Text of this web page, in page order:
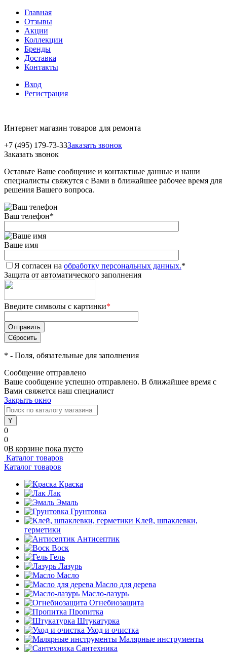
Главная
Отзывы
Акции
Коллекции
Бренды
Доставка
Контакты
Вход
Регистрация
Интернет магазин товаров для ремонта
+7 (495) 179-73-33Заказать звонок
Заказать звонок
Оставьте Ваше сообщение и контактные данные и наши
специалисты свяжутся с Вами в ближайшее рабочее время для
решения Вашего вопроса.
Ваш телефон*
Ваше имя
Я согласен на обработку персональных данных.*
Защита от автоматического заполнения
Введите символы с картинки*
* - Поля, обязательные для заполнения
Сообщение отправлено
Ваше сообщение успешно отправлено. В ближайшее время с
Вами свяжется наш специалист
Закрыть окно
0
0
0В корзине пока пусто
Каталог товаров
Каталог товаров
Краска
Лак
Эмаль
Грунтовка
Клей, шпаклевки,
герметики
Антисептик
Воск
Гель
Лазурь
Масло
Масло для дерева
Масло-лазурь
Огнебиозащита
Пропитка
Штукатурка
Уход и очистка
Малярные инструменты
Сантехника